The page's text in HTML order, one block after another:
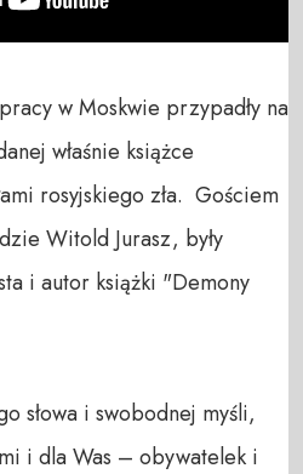
w Moskwie przypadły na
właśnie książce
rosyjskiego zła.  Gościem
Witold Jurasz, były
i autor książki "Demony
słowa i swobodnej myśli,
i dla Was – obywatelek i